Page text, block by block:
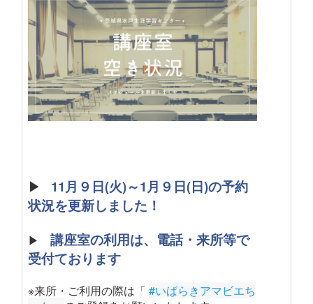
▶
11月９日(火)～1月９日(日)の予約
状況を更新しました！
▶ 講座室の利用は、電話・来所等で
受付ております
※来所・ご利用の際は「 #いばらきアマビエち